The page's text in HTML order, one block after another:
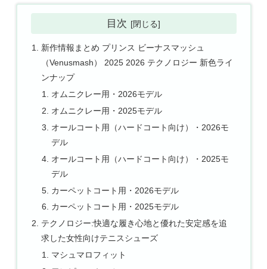
目次
新作情報まとめ プリンス ビーナスマッシュ
（Venusmash） 2025 2026 テクノロジー 新色ライ
ンナップ
オムニクレー用・2026モデル
オムニクレー用・2025モデル
オールコート用（ハードコート向け）・2026モ
デル
オールコート用（ハードコート向け）・2025モ
デル
カーペットコート用・2026モデル
カーペットコート用・2025モデル
テクノロジー:快適な履き心地と優れた安定感を追
求した女性向けテニスシューズ
マシュマロフィット